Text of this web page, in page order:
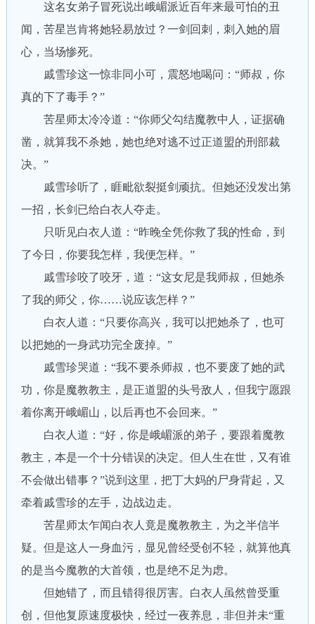
这名女弟子冒死说出峨嵋派近百年来最可怕的丑
闻，苦星岂肯将她轻易放过？一剑回刺，刺入她的眉
心，当场惨死。
戚雪珍这一惊非同小可，震怒地喝问：“师叔，你
真的下了毒手？”
苦星师太冷冷道：“你师父勾结魔教中人，证据确
凿，就算我不杀她，她也绝对逃不过正道盟的刑部裁
决。”
戚雪珍听了，睚毗欲裂挺剑顽抗。但她还没发出第
一招，长剑已给白衣人夺走。
只听见白衣人道：“昨晚全凭你救了我的性命，到
了今日，你要我怎样，我便怎样。”
戚雪珍咬了咬牙，道：“这女尼是我师叔，但她杀
了我的师父，你……说应该怎样？”
白衣人道：“只要你高兴，我可以把她杀了，也可
以把她的一身武功完全废掉。”
戚雪珍哭道：“我不要杀师叔，也不要废了她的武
功，你是魔教教主，是正道盟的头号敌人，但我宁愿跟
着你离开峨嵋山，以后再也不会回来。”
白衣人道：“好，你是峨嵋派的弟子，要跟着魔教
教主，本是一个十分错误的决定。但人生在世，又有谁
不会做出错事？”说到这里，把丁大妈的尸身背起，又
牵着戚雪珍的左手，边战边走。
苦星师太乍闻白衣人竟是魔教教主，为之半信半
疑。但是这人一身血污，显见曾经受创不轻，就算他真
的是当今魔教的大首领，也是绝不足为虑。
但她错了，而且错得很厉害。白衣人虽然曾受重
创，但他复原速度极快，经过一夜养息，非但并未“重